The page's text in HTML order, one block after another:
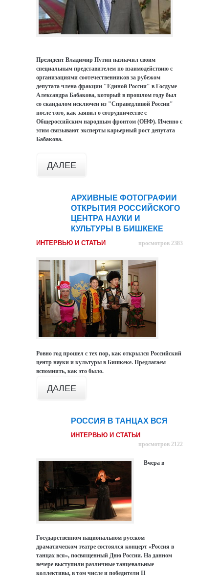
Президент Владимир Путин назначил своим
специальным представителем по взаимодействию с
организациями соотечественников за рубежом
депутата члена фракции "Единой России" в Госдуме
Александра Бабакова, который в прошлом году был
со скандалом исключен из "Справедливой России"
после того, как заявил о сотрудничестве с
Общероссийским народным фронтом (ОНФ). Именно с
этим связывают эксперты карьерный рост депутата
Бабакова.
ДАЛЕЕ
АРХИВНЫЕ ФОТОГРАФИИ
ОТКРЫТИЯ РОССИЙСКОГО
ЦЕНТРА НАУКИ И
КУЛЬТУРЫ В БИШКЕКЕ
ИНТЕРВЬЮ И СТАТЬИ просмотров 2383
Ровно год прошел с тех пор, как открылся Российский
центр науки и культуры в Бишкеке. Предлагаем
вспомнить, как это было.
ДАЛЕЕ
РОССИЯ В ТАНЦАХ ВСЯ
ИНТЕРВЬЮ И СТАТЬИ
просмотров 2122
Вчера в
Государственном национальном русском
драматическом театре состоялся концерт «Россия в
танцах вся», посвященный Дню России. На данном
вечере выступили различные танцевальные
коллективы, в том числе и победители II